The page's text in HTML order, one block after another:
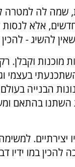
שמה לה למטרה
אלא לנסות
להשיג -
מוכנות וקבלן. רק
בעצמי
הבנייה בעולם
השתנו בהתאם
יצירתיים.
להכין במו ידיו